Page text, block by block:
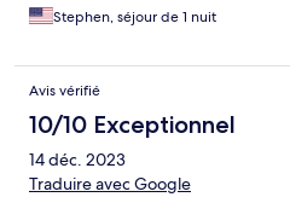
Stephen, séjour de 1 nuit
Avis vérifié
10/10 Exceptionnel
14 déc. 2023
Traduire avec Google